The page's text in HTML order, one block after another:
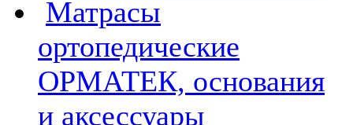
Матрасы
ортопедические
ОРМАТЕК, основания
и аксессуары